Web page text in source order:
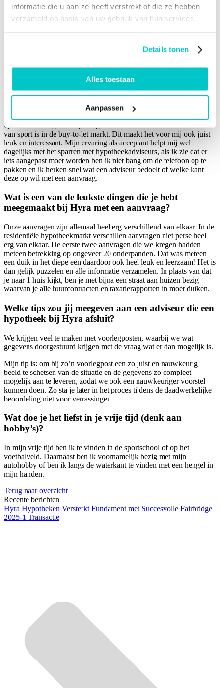
informatie die u aan ze heeft verstrekt of die ze hebben
verzameld op basis van uw gebruik van hun services.
Details tonen
Alles toestaan
Aanpassen
aangepakt. Aroen is een fijne sparringspartner om een buy-to-let
hypotheek voor te bespreken en houdt zich bezig met het gehele
acceptatieproces rondom Hyra Hypotheken.
Zijn favoriete werkquote is “It’s nice to be important, but it is more
Hiervoor heb je als hypotheekacceptant gewerkt
voor residentiële hypotheken, hoe helpt dit jou in je
dagelijkse werkzaamheden in de Buy-to-Let markt?
Qua beoordeling en wetgeving merk ik dat het echt een andere tak
van sport is in de buy-to-let markt. Dit maakt het voor mij ook juist
leuk en interessant. Mijn ervaring als acceptant helpt mij wel
dagelijks met het sparren met hypotheekadviseurs, als ik zie dat er
iets aangepast moet worden ben ik niet bang om de telefoon op te
pakken en ik herken snel wat een adviseur bedoelt of welke kant
deze op wil met een aanvraag.
Wat is een van de leukste dingen die je hebt
meegemaakt bij Hyra met een aanvraag?
Onze aanvragen zijn allemaal heel erg verschillend van elkaar. In de
residentiële hypotheekmarkt verschillen aanvragen niet perse heel
erg van elkaar. De eerste twee aanvragen die we kregen hadden
meteen betrekking op ongeveer 20 onderpanden. Dat was meteen
een duik in het diepe een daardoor ook heel leuk en leerzaam! Het is
dan gelijk puzzelen en alle informatie verzamelen. In plaats van dat
je naar 1 huis kijkt, ben je met bijna een straat aan huizen bezig
waarvan je alle huurcontracten en taxatierapporten in moet duiken.
Welke tips zou jij meegeven aan een adviseur die een
hypotheek bij Hyra afsluit?
We krijgen veel te maken met voorlegposten, waarbij we wat
gegevens doorgestuurd krijgen met de vraag wat er dan mogelijk is.
Mijn tip is: om bij zo’n voorlegpost een zo juist en nauwkeurig
beeld te schetsen van de situatie en de gegevens zo compleet
mogelijk aan te leveren, zodat we ook een nauwkeuriger voorstel
kunnen doen. Zo sta je later in het proces tijdens de daadwerkelijke
beoordeling niet voor verrassingen.
Wat doe je het liefst in je vrije tijd (denk aan
hobby’s)?
In mijn vrije tijd ben ik te vinden in de sportschool of op het
voetbalveld. Daarnaast ben ik voornamelijk bezig met mijn
autohobby of ben ik langs de waterkant te vinden met een hengel in
mijn handen.
Terug naar overzicht
Recente berichten
Hyra Hypotheken Versterkt Fundament met Succesvolle Fairbridge
2025-1 Transactie